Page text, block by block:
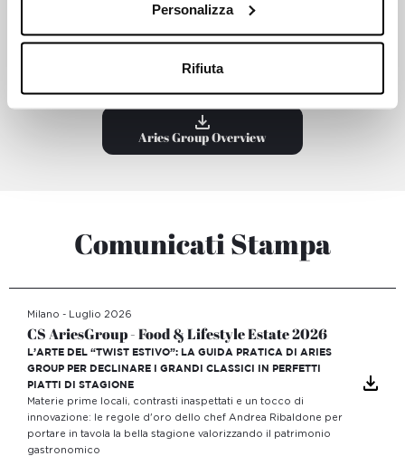
Personalizza
Rifiuta
COMUNICATI STAMPA
CARTELLE STAMPA
Aries Group Overview
Comunicati Stampa
Milano - Luglio 2026
CS AriesGroup - Food & Lifestyle Estate 2026
L’ARTE DEL “TWIST ESTIVO”: LA GUIDA PRATICA DI ARIES
GROUP PER DECLINARE I GRANDI CLASSICI IN PERFETTI
PIATTI DI STAGIONE
Materie prime locali, contrasti inaspettati e un tocco di
innovazione: le regole d'oro dello chef Andrea Ribaldone per
portare in tavola la bella stagione valorizzando il patrimonio
gastronomico